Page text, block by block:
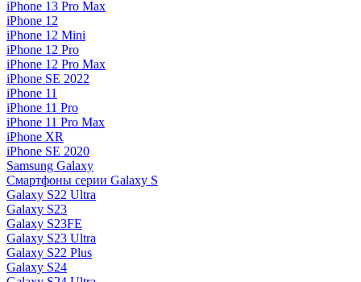
iPhone 13 Pro Max
iPhone 12
iPhone 12 Mini
iPhone 12 Pro
iPhone 12 Pro Max
iPhone SE 2022
iPhone 11
iPhone 11 Pro
iPhone 11 Pro Max
iPhone XR
iPhone SE 2020
Samsung Galaxy
Смартфоны серии Galaxy S
Galaxy S22 Ultra
Galaxy S23
Galaxy S23FE
Galaxy S23 Ultra
Galaxy S22 Plus
Galaxy S24